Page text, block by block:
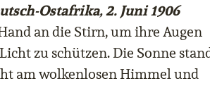
Ostafrika, 2. Juni 1906
an die Stirn, um ihre Augen
zu schützen. Die Sonne
am wolkenlosen Himmel und